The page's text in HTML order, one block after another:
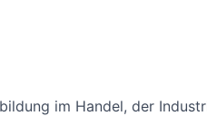
im Handel, der